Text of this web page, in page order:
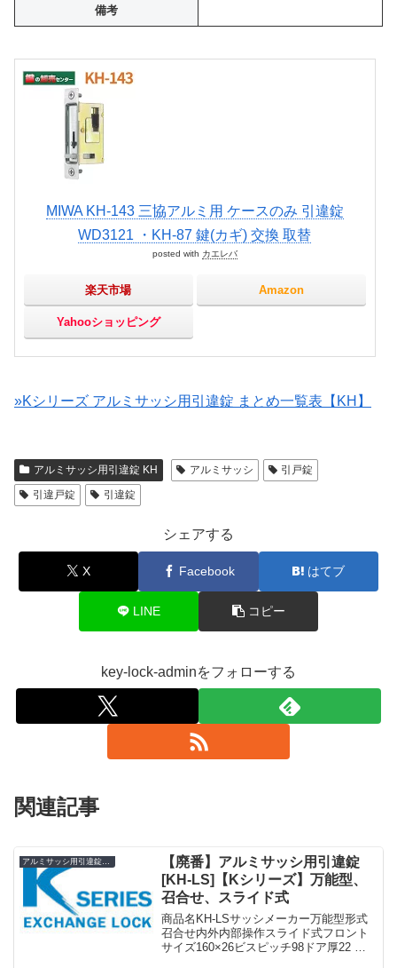
備考
MIWA KH-143 三協アルミ用 ケースのみ 引違錠
WD3121 ・KH-87 鍵(カギ) 交換 取替
posted with カエレバ
楽天市場 Amazon
Yahooショッピング
»Kシリーズ アルミサッシ用引違錠 まとめ一覧表【KH】
アルミサッシ用引違錠 KH アルミサッシ
引戸錠
引違戸錠
引違錠
シェアする
X Facebook はてブ
LINE コピー
key-lock-adminをフォローする
関連記事
【廃番】アルミサッシ用引違錠
[KH-LS]【Kシリーズ】万能型、
召合せ、スライド式
商品名KH-LSサッシメーカー万能型形式
召合せ内外内部操作スライド式フロント
サイズ160×26ビスピッチ98ドア厚22 〜